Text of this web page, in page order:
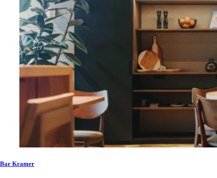
Bar Kramer